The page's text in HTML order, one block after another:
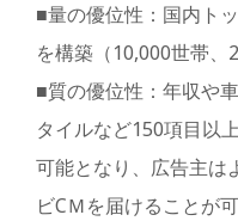
■量の優位性：国内ト
を構築（10,000世帯、
■質の優位性：年収や
タイルなど150項目以
可能となり、広告主は
ビCＭを届けることが